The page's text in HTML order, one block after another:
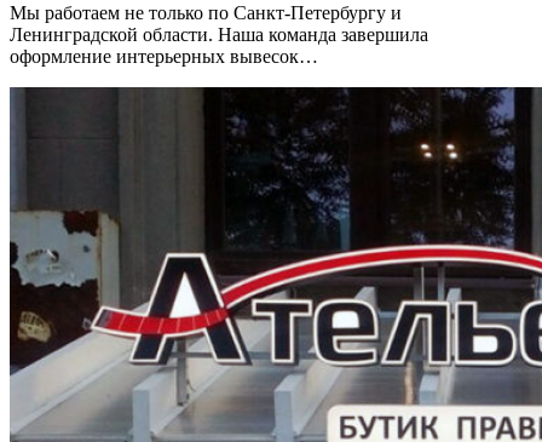
Мы работаем не только по Санкт-Петербургу и
Ленинградской области. Наша команда завершила
оформление интерьерных вывесок…